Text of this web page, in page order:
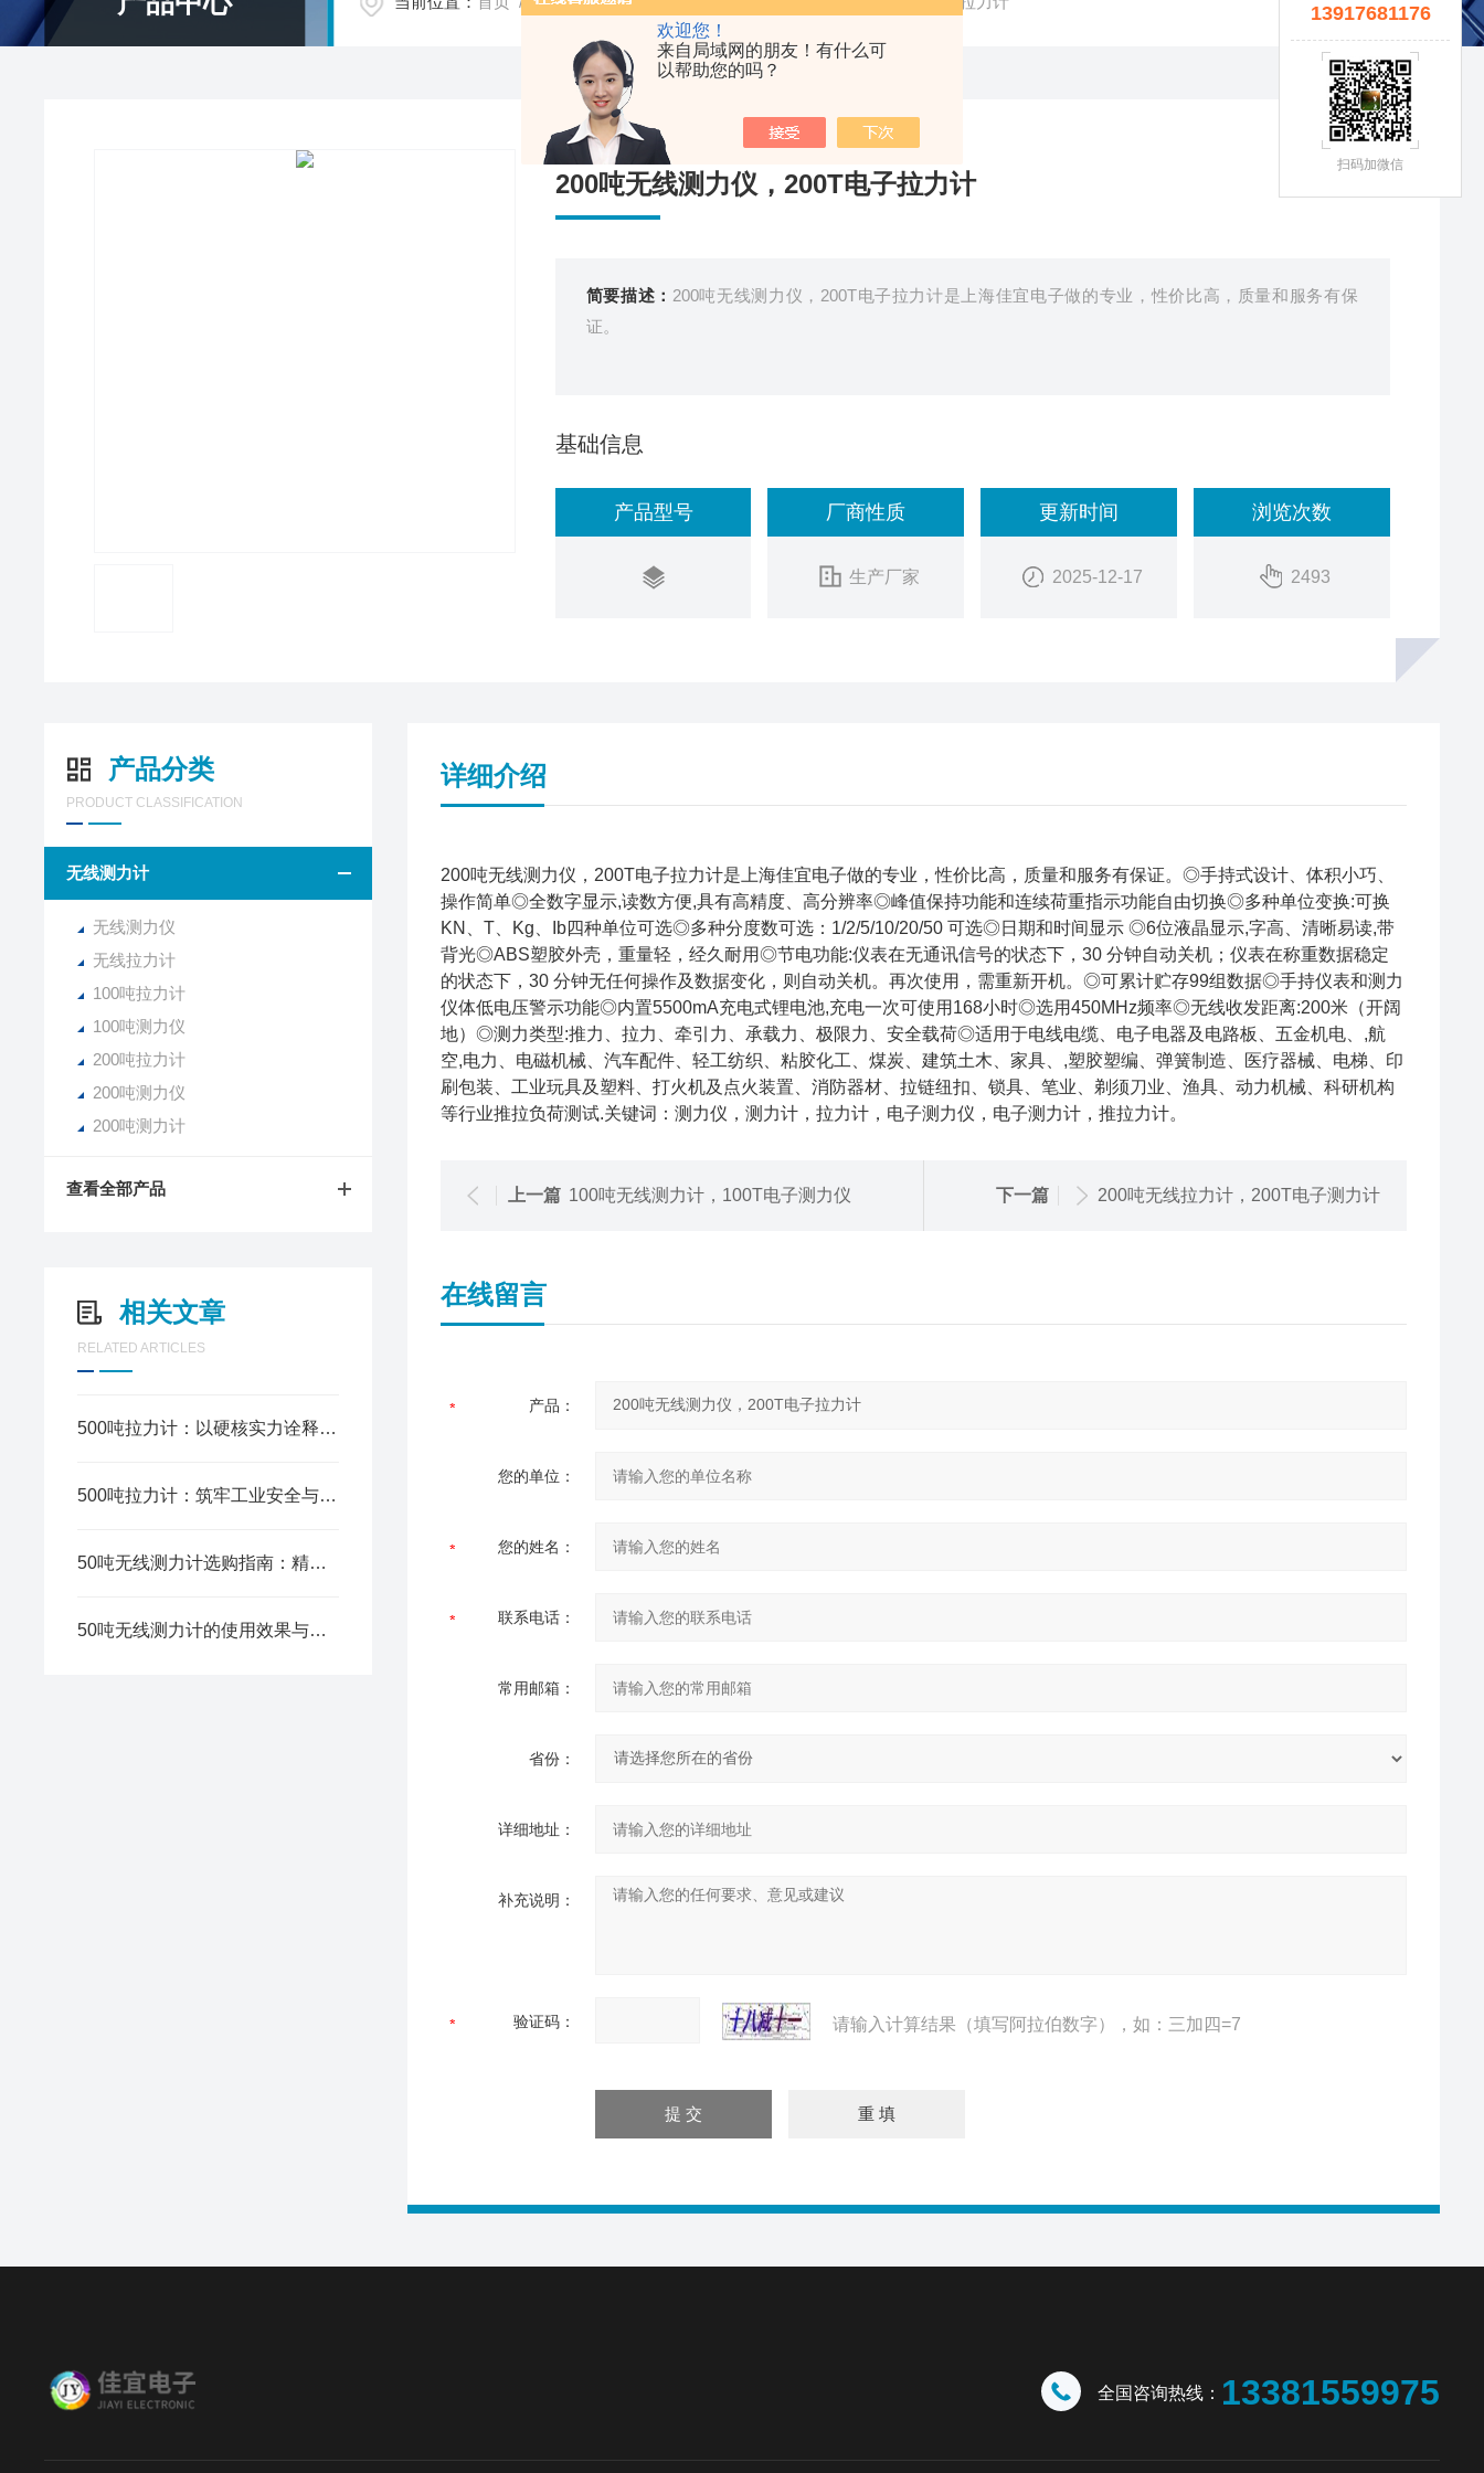
欢迎您！
来自局域网的朋友！有什么可
以帮助您的吗？
200吨无线测力仪，200T电子拉力计
简要描述： 200吨无线测力仪，200T电子拉力计是上海佳宜电子做的专业，性价比高，质量和服务有保
证。
基础信息
产品型号 厂商性质
生产厂家
更新时间
2025-12-17
浏览次数
2493
产品分类
PRODUCT CLASSIFICATION
无线测力计
无线测力仪
无线拉力计
100吨拉力计
100吨测力仪
200吨拉力计
200吨测力仪
200吨测力计
查看全部产品
相关文章
RELATED ARTICLES
500吨拉力计：以硬核实力诠释精准测量新高度
500吨拉力计：筑牢工业安全与质量的核心防线
50吨无线测力计选购指南：精准、安全与高效的关键考虑
50吨无线测力计的使用效果与应用价值
详细介绍
200吨无线测力仪，200T电子拉力计是上海佳宜电子做的专业，性价比高，质量和服务有保证。◎手持式设计、体积小巧、
操作简单◎全数字显示,读数方便,具有高精度、高分辨率◎峰值保持功能和连续荷重指示功能自由切换◎多种单位变换:可换
KN、T、Kg、Ib四种单位可选◎多种分度数可选：1/2/5/10/20/50 可选◎日期和时间显示 ◎6位液晶显示,字高、清晰易读,带
背光◎ABS塑胶外壳，重量轻，经久耐用◎节电功能:仪表在无通讯信号的状态下，30 分钟自动关机；仪表在称重数据稳定
的状态下，30 分钟无任何操作及数据变化，则自动关机。再次使用，需重新开机。◎可累计贮存99组数据◎手持仪表和测力
仪体低电压警示功能◎内置5500mA充电式锂电池,充电一次可使用168小时◎选用450MHz频率◎无线收发距离:200米（开阔
地）◎测力类型:推力、拉力、牵引力、承载力、极限力、安全载荷◎适用于电线电缆、电子电器及电路板、五金机电、,航
空,电力、电磁机械、汽车配件、轻工纺织、粘胶化工、煤炭、建筑土木、家具、,塑胶塑编、弹簧制造、医疗器械、电梯、印
刷包装、工业玩具及塑料、打火机及点火装置、消防器材、拉链纽扣、锁具、笔业、剃须刀业、渔具、动力机械、科研机构
等行业推拉负荷测试.关键词：测力仪，测力计，拉力计，电子测力仪，电子测力计，推拉力计。
上一篇 100吨无线测力计，100T电子测力仪 下一篇 200吨无线拉力计，200T电子测力计
在线留言
产品：
您的单位：
您的姓名：
联系电话：
常用邮箱：
省份：
详细地址：
补充说明：
验证码： 请输入计算结果（填写阿拉伯数字），如：三加四=7
全国咨询热线： 13381559975
13917681176
扫码加微信